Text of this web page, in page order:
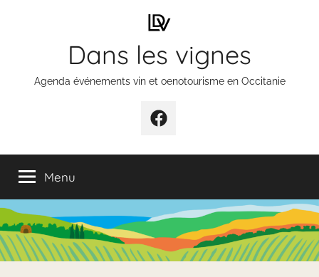
Dans les vignes
Agenda événements vin et oenotourisme en Occitanie
Élément
menu
Menu